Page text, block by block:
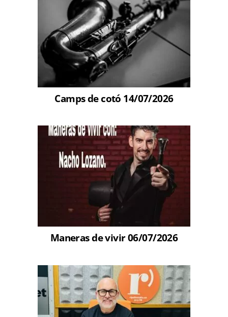
Camps de cotó 14/07/2026
Maneras de vivir 06/07/2026